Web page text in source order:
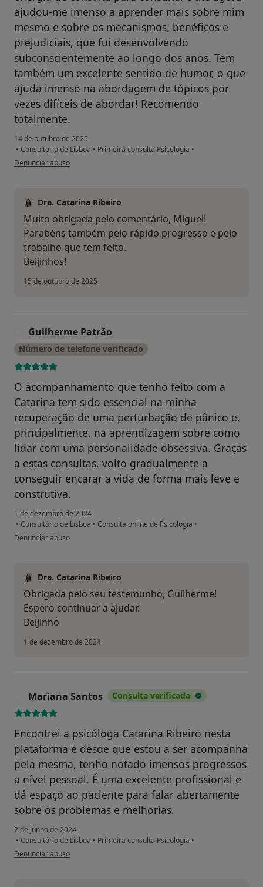
ajudou-me imenso a aprender mais sobre mim
mesmo e sobre os mecanismos, benéficos e
prejudiciais, que fui desenvolvendo
subconscientemente ao longo dos anos. Tem
também um excelente sentido de humor, o que
ajuda imenso na abordagem de tópicos por
vezes difíceis de abordar! Recomendo
totalmente.
14 de outubro de 2025
• Consultório de Lisboa • Primeira consulta Psicologia •
na opinião do utilizador Miguel Jorge
Denunciar abuso
Dra. Catarina Ribeiro
Muito obrigada pelo comentário, Miguel!
Parabéns também pelo rápido progresso e pelo
trabalho que tem feito.
Beijinhos!
15 de outubro de 2025
Guilherme Patrão
Número de telefone verificado
O acompanhamento que tenho feito com a
Catarina tem sido essencial na minha
recuperação de uma perturbação de pânico e,
principalmente, na aprendizagem sobre como
lidar com uma personalidade obsessiva. Graças
a estas consultas, volto gradualmente a
conseguir encarar a vida de forma mais leve e
construtiva.
1 de dezembro de 2024
• Consultório de Lisboa • Consulta online de Psicologia •
na opinião do utilizador Guilherme Patrão
Denunciar abuso
Dra. Catarina Ribeiro
Obrigada pelo seu testemunho, Guilherme!
Espero continuar a ajudar.
Beijinho
1 de dezembro de 2024
Mariana Santos Consulta verificada
Encontrei a psicóloga Catarina Ribeiro nesta
plataforma e desde que estou a ser acompanha
pela mesma, tenho notado imensos progressos
a nível pessoal. É uma excelente profissional e
dá espaço ao paciente para falar abertamente
sobre os problemas e melhorias.
2 de junho de 2024
• Consultório de Lisboa • Primeira consulta Psicologia •
na opinião do utilizador Mariana Santos
Denunciar abuso